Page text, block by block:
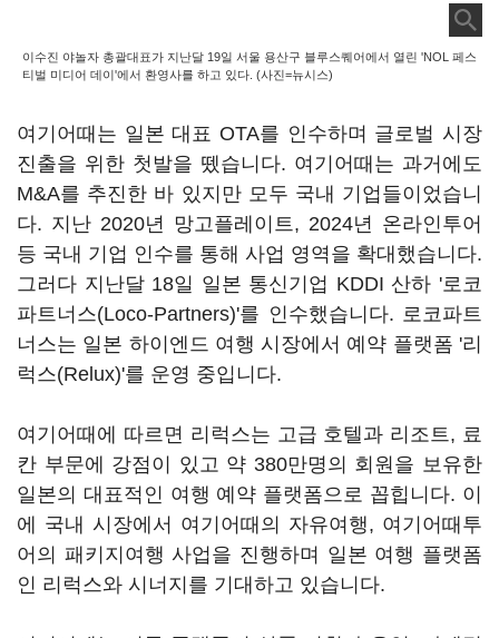
이수진 야놀자 총괄대표가 지난달 19일 서울 용산구 블루스퀘어에서 열린 'NOL 페스
티벌 미디어 데이'에서 환영사를 하고 있다. (사진=뉴시스)
여기어때는 일본 대표 OTA를 인수하며 글로벌 시장
진출을 위한 첫발을 뗐습니다. 여기어때는 과거에도
M&A를 추진한 바 있지만 모두 국내 기업들이었습니
다. 지난 2020년 망고플레이트, 2024년 온라인투어
등 국내 기업 인수를 통해 사업 영역을 확대했습니다.
그러다 지난달 18일 일본 통신기업 KDDI 산하 '로코
파트너스(Loco-Partners)'를 인수했습니다. 로코파트
너스는 일본 하이엔드 여행 시장에서 예약 플랫폼 '리
럭스(Relux)'를 운영 중입니다.
여기어때에 따르면 리럭스는 고급 호텔과 리조트, 료
칸 부문에 강점이 있고 약 380만명의 회원을 보유한
일본의 대표적인 여행 예약 플랫폼으로 꼽힙니다. 이
에 국내 시장에서 여기어때의 자유여행, 여기어때투
어의 패키지여행 사업을 진행하며 일본 여행 플랫폼
인 리럭스와 시너지를 기대하고 있습니다.